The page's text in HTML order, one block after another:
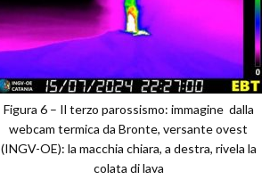
Figura 6 – Il terzo parossismo: immagine dalla
webcam termica da Bronte, versante ovest
(INGV-OE): la macchia chiara, a destra, rivela la
colata di lava